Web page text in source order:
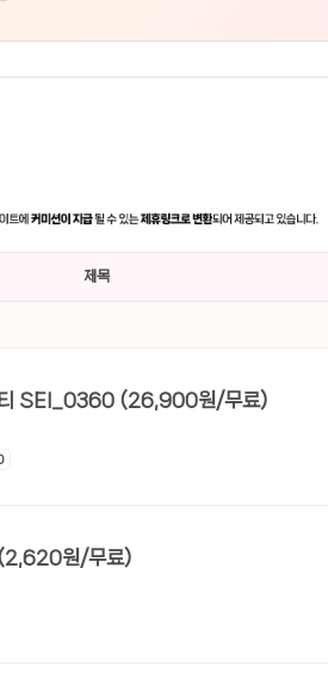
제목
[쿠팡] 네스파 고양이가족 커플 후드티 SEI_0360 (26,900원/무료)
팡] 로로샤 여아용 보드리레깅스 (2,620원/무료)